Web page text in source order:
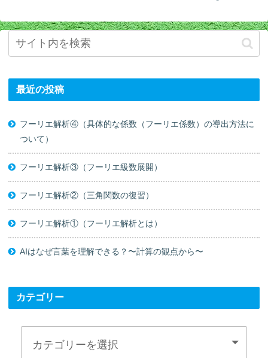
最近の投稿
フーリエ解析④（具体的な係数（フーリエ係数）の導出方法に
ついて）
フーリエ解析③（フーリエ級数展開）
フーリエ解析②（三角関数の復習）
フーリエ解析①（フーリエ解析とは）
AIはなぜ言葉を理解できる？〜計算の観点から〜
カテゴリー